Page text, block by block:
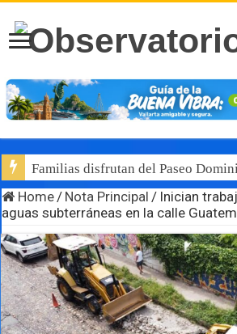
Familias disfrutan del Paseo
Home / Nota Principal / Inician
aguas subterráneas en la calle